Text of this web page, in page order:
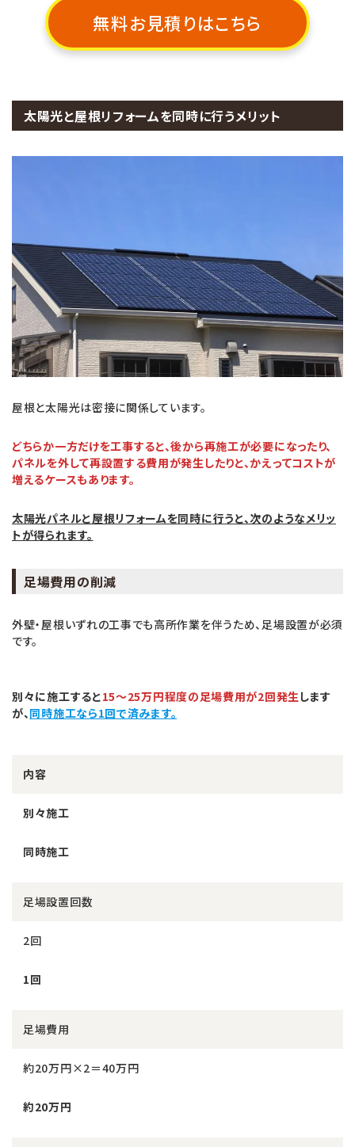
無料お見積りはこちら
太陽光と屋根リフォームを同時に行うメリット
屋根と太陽光は密接に関係しています。
どちらか一方だけを工事すると、後から再施工が必要になったり、
パネルを外して再設置する費用が発生したりと、かえってコストが
増えるケースもあります。
太陽光パネルと屋根リフォームを同時に行うと、次のようなメリッ
トが得られます。
足場費用の削減
外壁・屋根いずれの工事でも高所作業を伴うため、足場設置が必須
です。
別々に施工すると15〜25万円程度の足場費用が2回発生 します
が、同時施工なら1回で済みます。
内容
別々施工
同時施工
足場設置回数
2回
1回
足場費用
約20万円×2＝40万円
約20万円